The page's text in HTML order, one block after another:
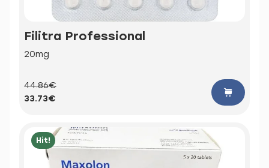
Filitra Professional
20mg
44.86€
33.73€
Hit!